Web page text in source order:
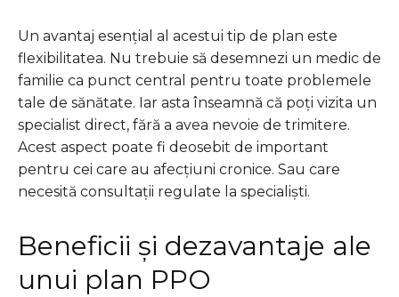
Un avantaj esențial al acestui tip de plan este
flexibilitatea. Nu trebuie să desemnezi un medic de
familie ca punct central pentru toate problemele
tale de sănătate. Iar asta înseamnă că poți vizita un
specialist direct, fără a avea nevoie de trimitere.
Acest aspect poate fi deosebit de important
pentru cei care au afecțiuni cronice. Sau care
necesită consultații regulate la specialiști.
Beneficii și dezavantaje ale
unui plan PPO